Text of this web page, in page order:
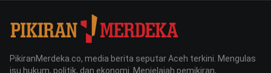
PikiranMerdeka.co, media berita seputar Aceh terkini. Mengulas
isu hukum, politik, dan ekonomi. Menjelajah pemikiran,